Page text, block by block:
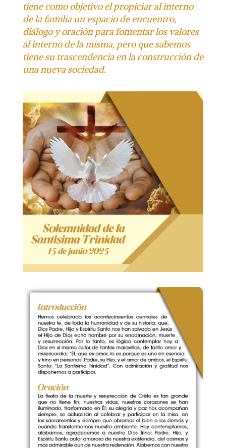
tiene como objetivo elpropiciar al interno
de la familia un espacio de encuentro,
diálogo y oración para fomentar los valores
al interno de la misma, pero que sabemos
tiene su trascendencia en la construcción de
una nueva sociedad.